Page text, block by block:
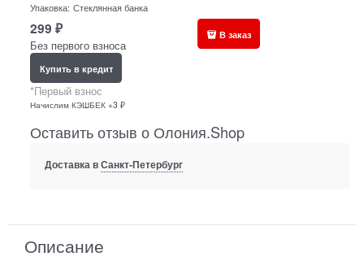
Упаковка: Стеклянная банка
299 ₽
Без первого взноса
Купить в кредит
*Первый взнос
Начислим КЭШБЕК +3 ₽
В заказ
Оставить отзыв о Олония.Shop
Доставка вСанкт-Петербург
Описание